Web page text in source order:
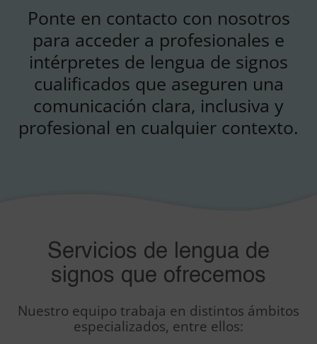
Ponte en contacto con nosotros
para acceder a profesionales e
intérpretes de lengua de signos
cualificados que aseguren una
comunicación clara, inclusiva y
profesional en cualquier contexto.
Servicios de lengua de
signos que ofrecemos
Nuestro equipo trabaja en distintos ámbitos
especializados, entre ellos: